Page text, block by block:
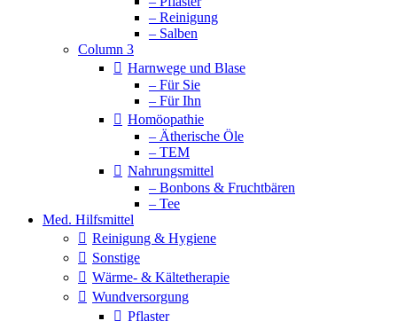
– Reinigung
– Salben
Column 3
Harnwege und Blase
– Für Sie
– Für Ihn
Homöopathie
– Ätherische Öle
– TEM
Nahrungsmittel
– Bonbons & Fruchtbären
– Tee
Med. Hilfsmittel
Reinigung & Hygiene
Sonstige
Wärme- & Kältetherapie
Wundversorgung
Pflaster